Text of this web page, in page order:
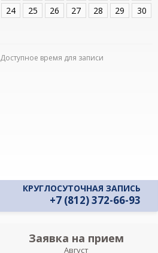
24
25 26 27 28 29 30
Доступное время для записи
КРУГЛОСУТОЧНАЯ ЗАПИСЬ
+7 (812) 372-66-93
Заявка на прием
Август